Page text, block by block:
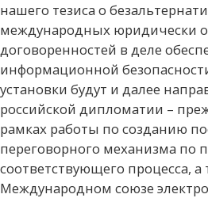
нашего тезиса о
международных юридически
договоренностей в деле
информационной
установки будут и далее
российской дипломатии –
рамках работы по созданию
переговорного механизма по
соответствующего процесса, а
Международном союзе